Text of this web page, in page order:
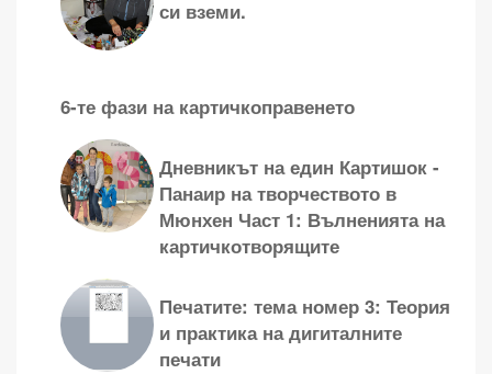
си вземи.
6-те фази на картичкоправенето
Дневникът на един Картишок -
Панаир на творчеството в
Мюнхен Част 1: Вълненията на
картичкотворящите
Печатите: тема номер 3: Теория
и практика на дигиталните
печати